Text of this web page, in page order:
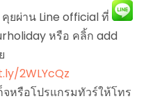
ยผ่าน Line official ที่
หรือ คลิ้ก add
2WLYcQz
จหรือโปรแกรมทัวร์ให้โทร